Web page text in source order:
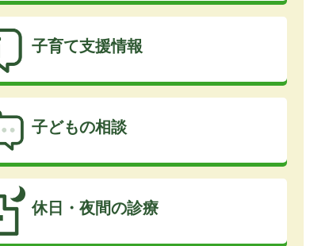
子育て支援情報
子どもの相談
休日・夜間の診療